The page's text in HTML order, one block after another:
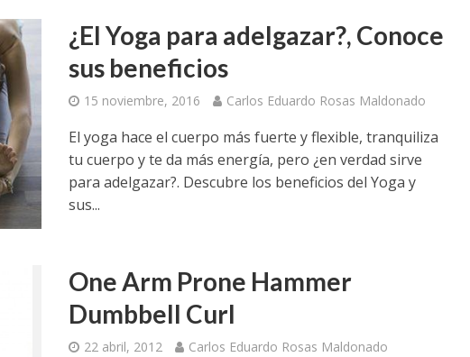
¿El Yoga para adelgazar?, Conoce
sus beneficios
15 noviembre, 2016 Carlos Eduardo Rosas Maldonado
El yoga hace el cuerpo más fuerte y flexible, tranquiliza
tu cuerpo y te da más energía, pero ¿en verdad sirve
para adelgazar?. Descubre los beneficios del Yoga y
sus...
One Arm Prone Hammer
Dumbbell Curl
22 abril, 2012 Carlos Eduardo Rosas Maldonado